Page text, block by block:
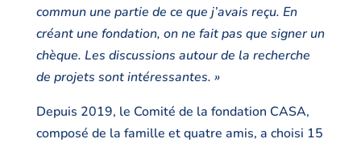
commun une partie de ce que j’avais reçu. En
créant une fondation, on ne fait pas que signer un
chèque. Les discussions autour de la recherche
de projets sont intéressantes. »
Depuis 2019, le Comité de la fondation CASA,
composé de la famille et quatre amis, a choisi 15